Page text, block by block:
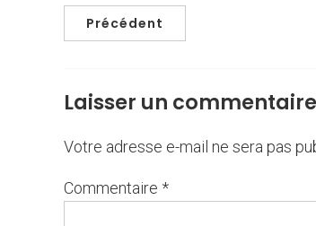
Précédent
Laisser un commentaire
Votre adresse e-mail ne sera pas
Commentaire *